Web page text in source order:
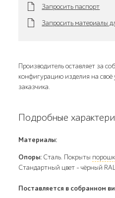
Запросить паспорт
Запросить материалы
Производитель оставляет за
конфигурацию изделия на своё
заказчика.
Подробные
Материалы:
Опоры: Сталь. Покрыты
Стандартный цвет – чёрный
Поставляется в собранном